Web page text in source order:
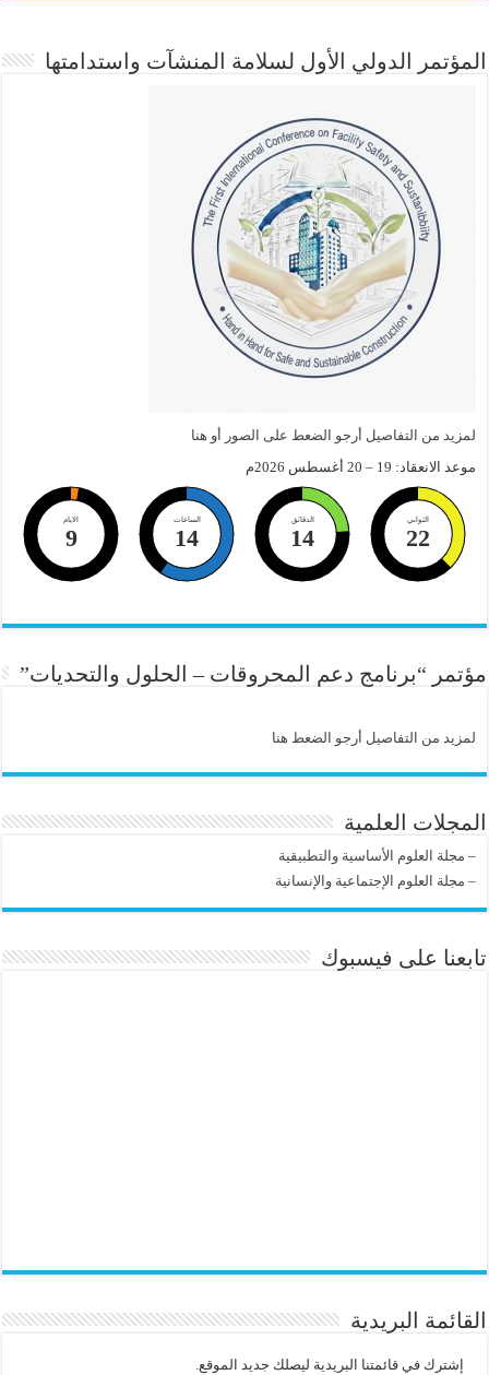
المؤتمر الدولي الأول لسلامة المنشآت واستدامتها
لمزيد من التفاصيل أرجو الضعط على الصور أو هنا
موعد الانعقاد: 19 – 20 أغسطس 2026م
الايام
9
الساعات
14
الدقائق
14
الثواني
22
مؤتمر “برنامج دعم المحروقات – الحلول والتحديات”
لمزيد من التفاصيل أرجو الضعط هنا
المجلات العلمية
– مجلة العلوم الأساسية والتطبيقية
– مجلة العلوم الإجتماعية والإنسانية
تابعنا على فيسبوك
القائمة البريدية
إشترك في قائمتنا البريدية ليصلك جديد الموقع.